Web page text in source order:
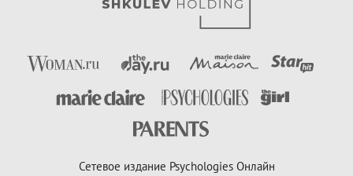
Сетевое издание Psychologies Онлайн